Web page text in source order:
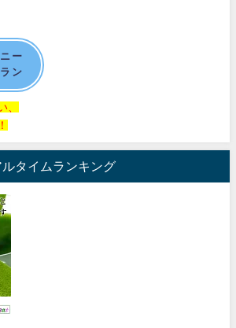
ー
ン
、
タイムランキング